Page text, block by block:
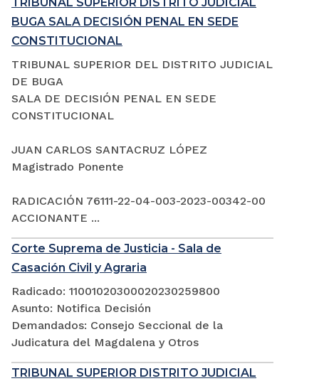
BUGA SALA DECISIÓN PENAL EN SEDE
CONSTITUCIONAL
TRIBUNAL SUPERIOR DEL DISTRITO JUDICIAL
DE BUGA
SALA DE DECISIÓN PENAL EN SEDE
CONSTITUCIONAL
JUAN CARLOS SANTACRUZ LÓPEZ
Magistrado Ponente
RADICACIÓN 76111-22-04-003-2023-00342-00
ACCIONANTE ...
Corte Suprema de Justicia - Sala de
Casación Civil y Agraria
Radicado: 11001020300020230259800
Asunto: Notifica Decisión
Demandados: Consejo Seccional de la
Judicatura del Magdalena y Otros
TRIBUNAL SUPERIOR DISTRITO JUDICIAL